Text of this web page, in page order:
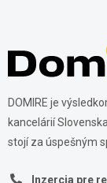
DOMIRE je
kancelárií
stojí za úspešným
Inzercia pre